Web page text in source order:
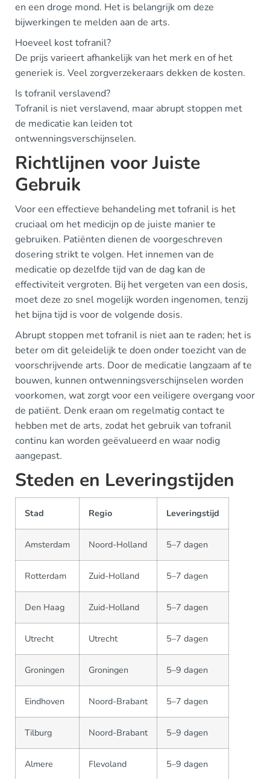
en een droge mond. Het is belangrijk om deze
bijwerkingen te melden aan de arts.
Hoeveel kost tofranil?
De prijs varieert afhankelijk van het merk en of het
generiek is. Veel zorgverzekeraars dekken de kosten.
Is tofranil verslavend?
Tofranil is niet verslavend, maar abrupt stoppen met
de medicatie kan leiden tot
ontwenningsverschijnselen.
Richtlijnen voor Juiste
Gebruik
Voor een effectieve behandeling met tofranil is het
cruciaal om het medicijn op de juiste manier te
gebruiken. Patiënten dienen de voorgeschreven
dosering strikt te volgen. Het innemen van de
medicatie op dezelfde tijd van de dag kan de
effectiviteit vergroten. Bij het vergeten van een dosis,
moet deze zo snel mogelijk worden ingenomen, tenzij
het bijna tijd is voor de volgende dosis.
Abrupt stoppen met tofranil is niet aan te raden; het is
beter om dit geleidelijk te doen onder toezicht van de
voorschrijvende arts. Door de medicatie langzaam af te
bouwen, kunnen ontwenningsverschijnselen worden
voorkomen, wat zorgt voor een veiligere overgang voor
de patiënt. Denk eraan om regelmatig contact te
hebben met de arts, zodat het gebruik van tofranil
continu kan worden geëvalueerd en waar nodig
aangepast.
Steden en Leveringstijden
Stad Regio Leveringstijd
Amsterdam Noord-Holland 5–7 dagen
Rotterdam Zuid-Holland 5–7 dagen
Den Haag Zuid-Holland 5–7 dagen
Utrecht Utrecht 5–7 dagen
Groningen Groningen 5–9 dagen
Eindhoven Noord-Brabant 5–7 dagen
Tilburg Noord-Brabant 5–9 dagen
Almere Flevoland 5–9 dagen